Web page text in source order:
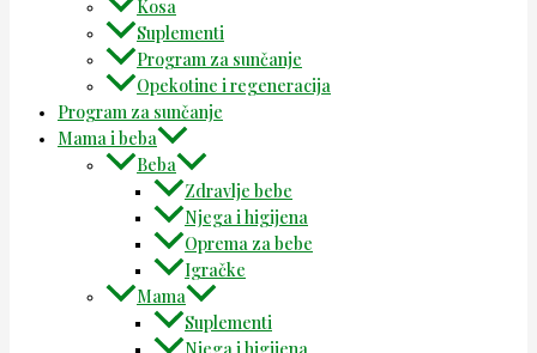
Kosa
Suplementi
Program za sunčanje
Opekotine i regeneracija
Program za sunčanje
Mama i beba
Beba
Zdravlje bebe
Njega i higijena
Oprema za bebe
Igračke
Mama
Suplementi